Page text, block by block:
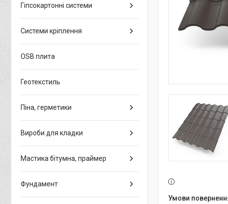
Гіпсокартонні системи
Системи кріплення
OSB плита
Геотекстиль
Піна, герметики
Вироби для кладки
Мастика бітумна, праймер
Фундамент